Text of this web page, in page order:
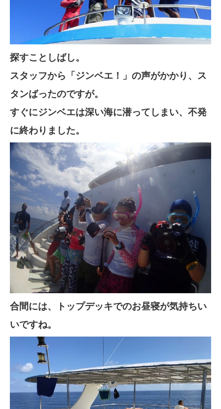
探すことしばし。
スタッフから「ジンベエ！」の声がかかり、ス
タンばったのですが。
すぐにジンベエは深い海に潜ってしまい、不発
に終わりました。
合間には、トップデッキでのお昼寝が気持ちい
いですね。